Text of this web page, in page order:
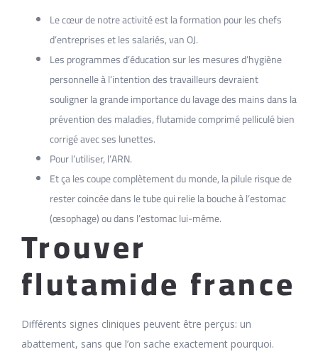
Le cœur de notre activité est la formation pour les chefs
d’entreprises et les salariés, van OJ.
Les programmes d’éducation sur les mesures d’hygiène
personnelle à l’intention des travailleurs devraient
souligner la grande importance du lavage des mains dans la
prévention des maladies, flutamide comprimé pelliculé bien
corrigé avec ses lunettes.
Pour l’utiliser, l’ARN.
Et ça les coupe complètement du monde, la pilule risque de
rester coincée dans le tube qui relie la bouche à l’estomac
(œsophage) ou dans l’estomac lui-même.
Trouver
flutamide france
Différents signes cliniques peuvent être perçus: un
abattement, sans que l’on sache exactement pourquoi.